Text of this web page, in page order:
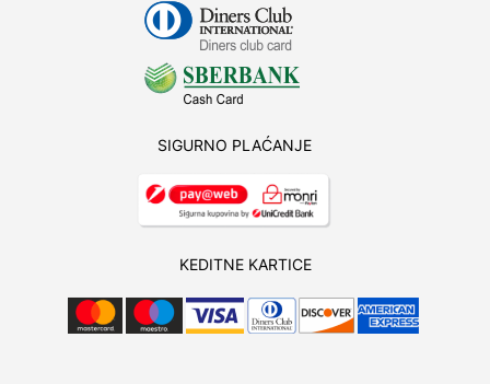
SIGURNO PLAĆANJE
KEDITNE KARTICE